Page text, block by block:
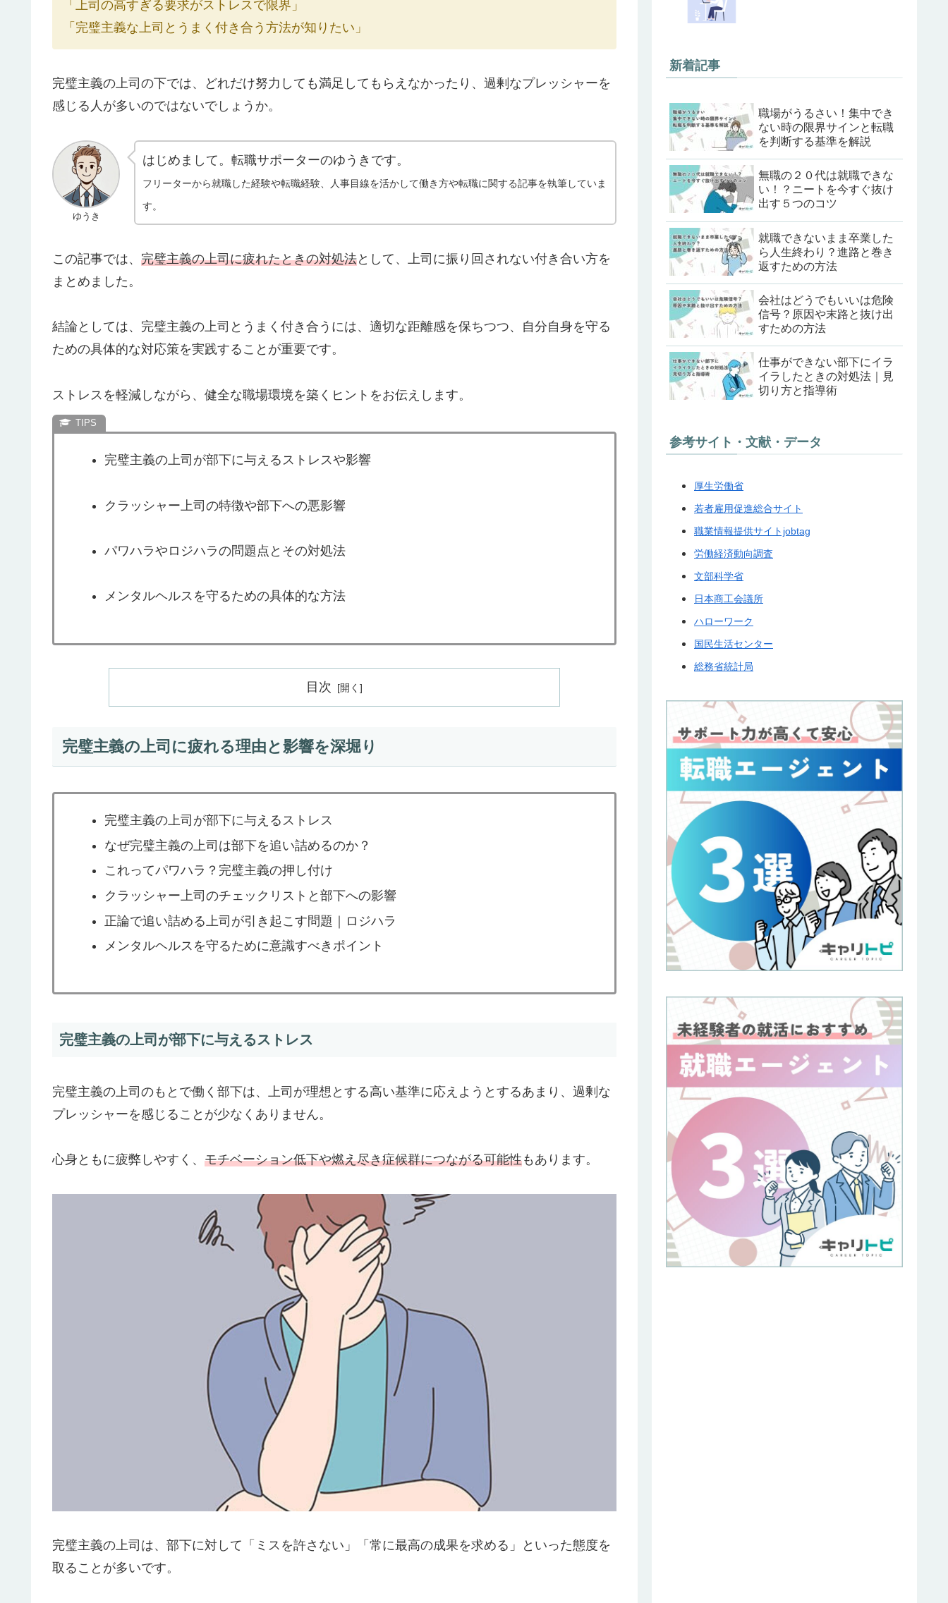
「上司の高すぎる要求がストレスで限界」
「完璧主義な上司とうまく付き合う方法が知りたい」
完璧主義の上司の下では、どれだけ努力しても満足してもらえなかったり、過剰なプレッシャーを
感じる人が多いのではないでしょうか。
ゆうき
はじめまして。転職サポーターのゆうきです。
フリーターから就職した経験や転職経験、人事目線を活かして働き方や転職に関する記事を執筆していま
す。
この記事では、 完璧主義の上司に疲れたときの対処法として、上司に振り回されない付き合い方を
まとめました。
結論としては、完璧主義の上司とうまく付き合うには、適切な距離感を保ちつつ、自分自身を守る
ための具体的な対応策を実践することが重要です。
ストレスを軽減しながら、健全な職場環境を築くヒントをお伝えします。
完璧主義の上司が部下に与えるストレスや影響
クラッシャー上司の特徴や部下への悪影響
パワハラやロジハラの問題点とその対処法
メンタルヘルスを守るための具体的な方法
目次
完璧主義の上司に疲れる理由と影響を深堀り
完璧主義の上司が部下に与えるストレス
なぜ完璧主義の上司は部下を追い詰めるのか？
これってパワハラ？完璧主義の押し付け
クラッシャー上司のチェックリストと部下への影響
正論で追い詰める上司が引き起こす問題｜ロジハラ
メンタルヘルスを守るために意識すべきポイント
完璧主義の上司が部下に与えるストレス
完璧主義の上司のもとで働く部下は、上司が理想とする高い基準に応えようとするあまり、過剰な
プレッシャーを感じることが少なくありません。
心身ともに疲弊しやすく、 モチベーション低下や燃え尽き症候群につながる可能性もあります。
完璧主義の上司は、部下に対して「ミスを許さない」「常に最高の成果を求める」といった態度を
取ることが多いです。
新着記事
職場がうるさい！集中でき
ない時の限界サインと転職
を判断する基準を解説
無職の２０代は就職できな
い！？ニートを今すぐ抜け
出す５つのコツ
就職できないまま卒業した
ら人生終わり？進路と巻き
返すための方法
会社はどうでもいいは危険
信号？原因や末路と抜け出
すための方法
仕事ができない部下にイラ
イラしたときの対処法｜見
切り方と指導術
参考サイト・文献・データ
厚生労働省
若者雇用促進総合サイト
職業情報提供サイトjobtag
労働経済動向調査
文部科学省
日本商工会議所
ハローワーク
国民生活センター
総務省統計局